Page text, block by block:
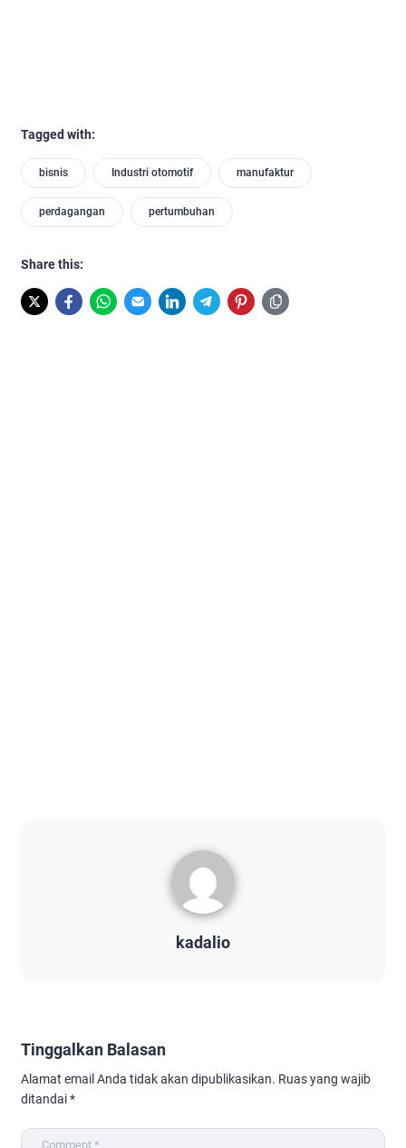
Tagged with:
bisnis Industri otomotif manufaktur
perdagangan pertumbuhan
Share this:
kadalio
Tinggalkan Balasan
Alamat email Anda tidak akan dipublikasikan. Ruas yang wajib
ditandai*